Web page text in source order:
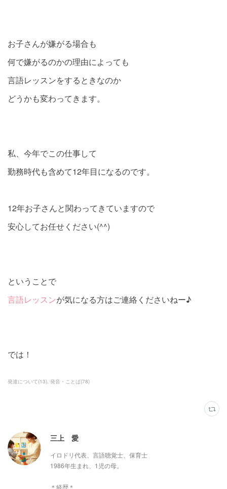
お子さんが嫌がる場合も
何で嫌がるのかの理由によっても
言語レッスンをするときなのか
どうかも変わってきます。
私、今年でこの仕事して
勤務時代も含めて12年目になるのです。
12年お子さんと関わってきていますので
安心してお任せください(^^)
ということで
言語レッスンが気になる方はご連絡くださいねー♪
では！
発達について(13) 発音・ことば(78)
三上 愛
イロドリ代表、言語聴覚士、保育士
1986年生まれ、1児の母。
＊経歴＊